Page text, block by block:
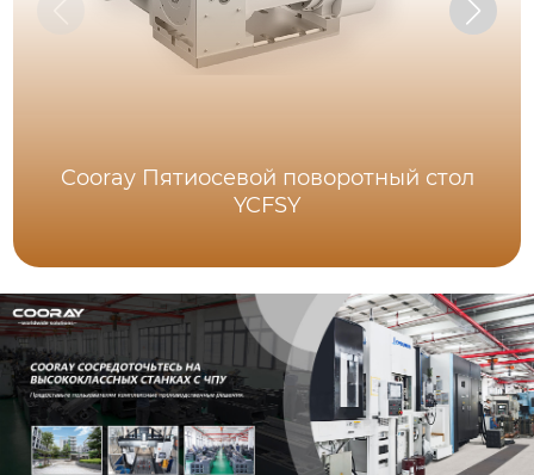
Cooray Пятиосевой поворотный стол
YCFSY